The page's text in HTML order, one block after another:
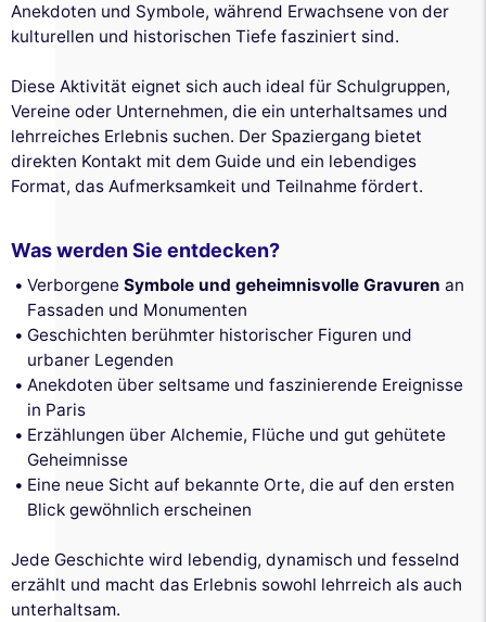
Anekdoten und Symbole, während Erwachsene von der
kulturellen und historischen Tiefe fasziniert sind.
Diese Aktivität eignet sich auch ideal für Schulgruppen,
Vereine oder Unternehmen, die ein unterhaltsames und
lehrreiches Erlebnis suchen. Der Spaziergang bietet
direkten Kontakt mit dem Guide und ein lebendiges
Format, das Aufmerksamkeit und Teilnahme fördert.
Was werden Sie entdecken?
VerborgeneSymbole und geheimnisvolle Gravuren an
Fassaden und Monumenten
Geschichten berühmter historischer Figuren und
urbaner Legenden
Anekdoten über seltsame und faszinierende Ereignisse
in Paris
Erzählungen über Alchemie, Flüche und gut gehütete
Geheimnisse
Eine neue Sicht auf bekannte Orte, die auf den ersten
Blick gewöhnlich erscheinen
Jede Geschichte wird lebendig, dynamisch und fesselnd
erzählt und macht das Erlebnis sowohl lehrreich als auch
unterhaltsam.